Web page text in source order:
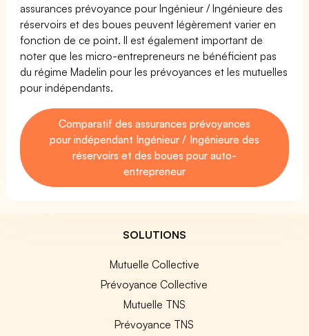
assurances prévoyance pour Ingénieur / Ingénieure des
réservoirs et des boues peuvent légèrement varier en
fonction de ce point. Il est également important de
noter que les micro-entrepreneurs ne bénéficient pas
du régime Madelin pour les prévoyances et les mutuelles
pour indépendants.
Comparatif des assurances prévoyances
pour indépendant Ingénieur / Ingénieure des
réservoirs et des boues pour auto-
entrepreneur
SOLUTIONS
Mutuelle Collective
Prévoyance Collective
Mutuelle TNS
Prévoyance TNS